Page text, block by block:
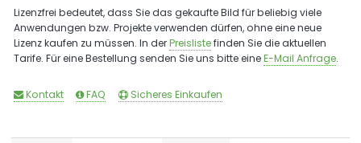
Lizenzfrei bedeutet, dass Sie das gekaufte Bild für beliebig viele
Anwendungen bzw. Projekte verwenden dürfen, ohne eine neue
Lizenz kaufen zu müssen. In derPreislistefinden Sie die aktuellen
Tarife. Für eine Bestellung senden Sie uns bitte eineE-Mail Anfrage.
Kontakt FAQ Sicheres Einkaufen